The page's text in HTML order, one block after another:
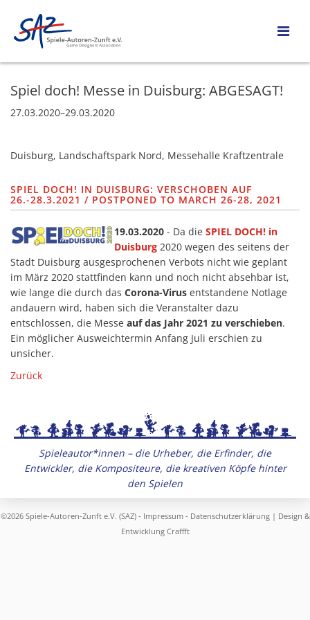
Spiel doch! Messe in Duisburg: ABGESAGT!
27.03.2020–29.03.2020
Duisburg, Landschaftspark Nord, Messehalle Kraftzentrale
SPIEL DOCH! IN DUISBURG: VERSCHOBEN AUF
26.-28.3.2021 / POSTPONED TO MARCH 26-28, 2021
19.03.2020 - Da die SPIEL DOCH! in
Duisburg 2020 wegen des seitens der
Stadt Duisburg ausgesprochenen Verbots nicht wie geplant
im März 2020 stattfinden kann und noch nicht absehbar ist,
wie lange die durch das Corona-Virus entstandene Notlage
andauern wird, haben sich die Veranstalter dazu
entschlossen, die Messe auf das Jahr 2021 zu verschieben.
Ein möglicher Ausweichtermin Anfang Juli erschien zu
unsicher.
Zurück
Spieleautor*innen – die Urheber, die Erfinder, die
Entwickler, die Kompositeure, die kreativen Köpfe hinter
den Spielen
©2026 Spiele-Autoren-Zunft e.V. (SAZ) - Impressum- Datenschutzerklärung| Design &
Entwicklung Craffft